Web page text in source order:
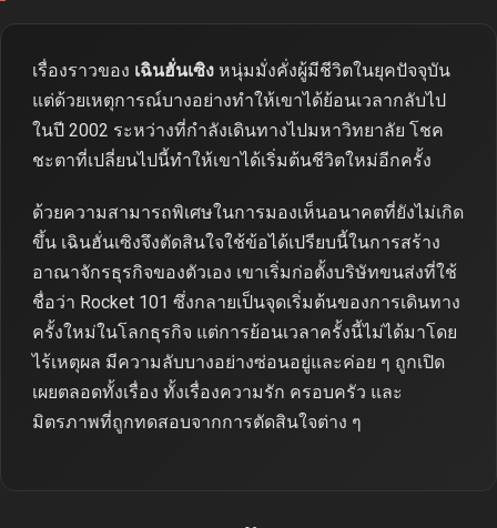
เรื่องราวของ เฉินฮั่นเซิง หนุ่มมั่งคั่งผู้มีชีวิตในยุคปัจจุบัน
แต่ด้วยเหตุการณ์บางอย่างทำให้เขาได้ย้อนเวลากลับไป
ในปี 2002 ระหว่างที่กำลังเดินทางไปมหาวิทยาลัย โชค
ชะตาที่เปลี่ยนไปนี้ทำให้เขาได้เริ่มต้นชีวิตใหม่อีกครั้ง
ด้วยความสามารถพิเศษในการมองเห็นอนาคตที่ยังไม่เกิด
ขึ้น เฉินฮั่นเซิงจึงตัดสินใจใช้ข้อได้เปรียบนี้ในการสร้าง
อาณาจักรธุรกิจของตัวเอง เขาเริ่มก่อตั้งบริษัทขนส่งที่ใช้
ชื่อว่า Rocket 101 ซึ่งกลายเป็นจุดเริ่มต้นของการเดินทาง
ครั้งใหม่ในโลกธุรกิจ แต่การย้อนเวลาครั้งนี้ไม่ได้มาโดย
ไร้เหตุผล มีความลับบางอย่างซ่อนอยู่และค่อย ๆ ถูกเปิด
เผยตลอดทั้งเรื่อง ทั้งเรื่องความรัก ครอบครัว และ
มิตรภาพที่ถูกทดสอบจากการตัดสินใจต่าง ๆ